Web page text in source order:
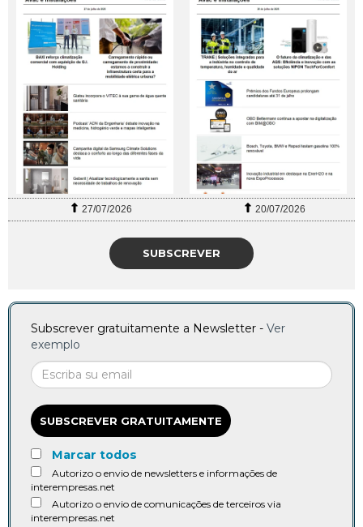
27/07/2026 20/07/2026
SUBSCREVER
Subscrever gratuitamente a Newsletter - Ver
exemplo
SUBSCREVER GRATUITAMENTE
Marcar todos
Autorizo o envio de newsletters e informações de
interempresas.net
Autorizo o envio de comunicações de terceiros via
interempresas.net